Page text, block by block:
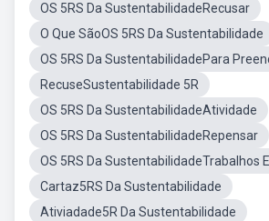
OS 5RS Da SustentabilidadeRecusar
O Que SãoOS 5RS Da Sustentabilidade
OS 5RS Da SustentabilidadePara
RecuseSustentabilidade 5R
OS 5RS Da SustentabilidadeAtividade
OS 5RS Da SustentabilidadeRepensar
OS 5RS Da SustentabilidadeTrabalhos
Cartaz5RS Da Sustentabilidade
Ativiadade5R Da Sustentabilidade